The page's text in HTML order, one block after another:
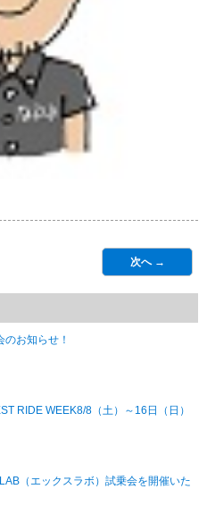
次へ →
のお知らせ！
RIDE WEEK8/8（土）～16日（日）
（エックスラボ）試乗会を開催いた